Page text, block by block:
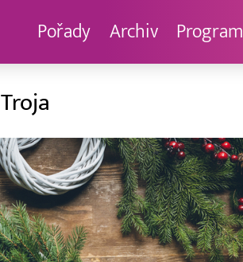
Pořady Archiv Program